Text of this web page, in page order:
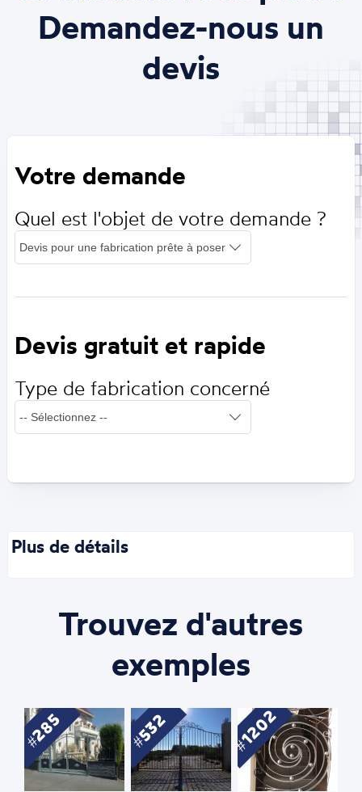
Demandez-nous un
devis
Votre demande
Quel est l'objet de votre demande ?
Devis gratuit et rapide
Type de fabrication concerné
Plus de détails
Trouvez d'autres
exemples
285 532 1202